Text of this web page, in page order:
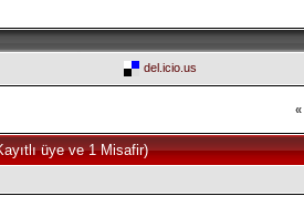
del.icio.us
«
üye ve 1 Misafir)